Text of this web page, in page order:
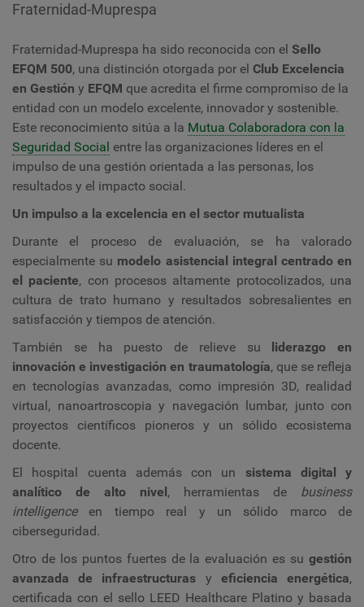
Fraternidad-Muprespa
Fraternidad-Muprespa ha sido reconocida con el Sello
EFQM 500, una distinción otorgada por el Club Excelencia
en Gestión y EFQM que acredita el firme compromiso de la
entidad con un modelo excelente, innovador y sostenible.
Este reconocimiento sitúa a la Mutua Colaboradora con la
Seguridad Social entre las organizaciones líderes en el
impulso de una gestión orientada a las personas, los
resultados y el impacto social.
Un impulso a la excelencia en el sector mutualista
Durante el proceso de evaluación, se ha valorado
especialmente su modelo asistencial integral centrado en
el paciente, con procesos altamente protocolizados, una
cultura de trato humano y resultados sobresalientes en
satisfacción y tiempos de atención.
También se ha puesto de relieve su liderazgo en
innovación e investigación en traumatología, que se refleja
en tecnologías avanzadas, como impresión 3D, realidad
virtual, nanoartroscopia y navegación lumbar, junto con
proyectos científicos pioneros y un sólido ecosistema
docente.
El hospital cuenta además con un sistema digital y
analítico de alto nivel, herramientas de business
intelligenceen tiempo real y un sólido marco de
ciberseguridad.
Otro de los puntos fuertes de la evaluación es su gestión
avanzada de infraestructuras y eficiencia energética,
certificada con el sello LEED Healthcare Platino y basada